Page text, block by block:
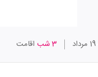
3 شب اقامت